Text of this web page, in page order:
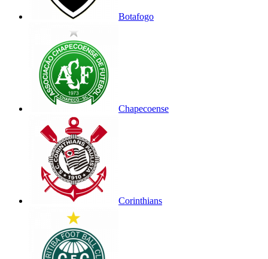
Botafogo
Chapecoense
Corinthians